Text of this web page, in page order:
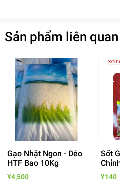
- 64%
Sản phẩm liên quan
Gạo Nhật Ngon - Dẻo
HTF Bao 10Kg
¥4,500
Sốt
Tuấn
¥140